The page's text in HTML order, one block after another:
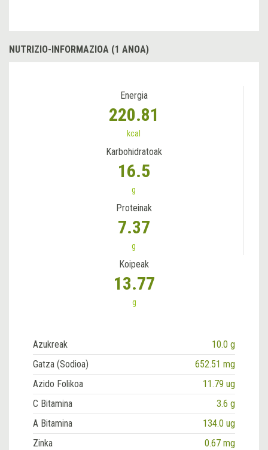
NUTRIZIO-INFORMAZIOA (1 ANOA)
Energia
220.81
kcal
Karbohidratoak
16.5
g
Proteinak
7.37
g
Koipeak
13.77
g
Azukreak
10.0 g
Gatza (Sodioa)
652.51 mg
Azido Folikoa
11.79 ug
C Bitamina
3.6 g
A Bitamina
134.0 ug
Zinka
0.67 mg